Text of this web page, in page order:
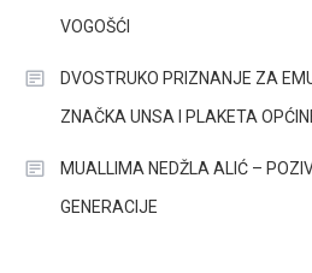
VOGOŠĆI
DVOSTRUKO PRIZNANJE ZA
ZNAČKA UNSA I PLAKETA
MUALLIMA NEDŽLA ALIĆ –
GENERACIJE